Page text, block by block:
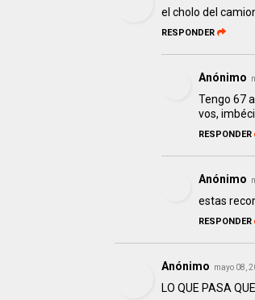
el cholo del
RESPONDER
Anónimo
Tengo 67
vos,
RESPONDER
Anónimo
estas
RESPONDER
Anónimo mayo 08,
LO QUE PASA